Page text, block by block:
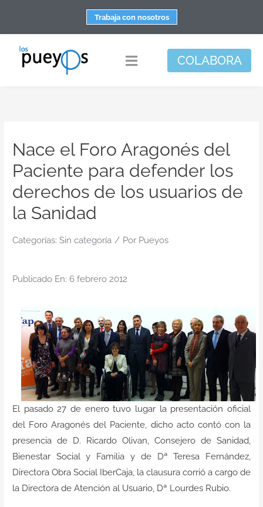
contenido
Trabaja con nosotros
Toggle
Apoyo personal y familiar
Espacio de bienestar
Responsabilidad social
Actualidad
COLABORA
Nace el Foro Aragonés del
Paciente para defender los
derechos de los usuarios de
la Sanidad
Categorías: Sin categoría / Por Pueyos
Publicado En: 6 febrero 2012
El pasado 27 de enero tuvo lugar la presentación oficial
del Foro Aragonés del Paciente, dicho acto contó con la
presencia de D. Ricardo Olivan, Consejero de Sanidad,
Bienestar Social y Familia y de Dª Teresa Fernández,
Directora Obra Social IberCaja, la clausura corrió a cargo de
la Directora de Atención al Usuario, Dª Lourdes Rubio.